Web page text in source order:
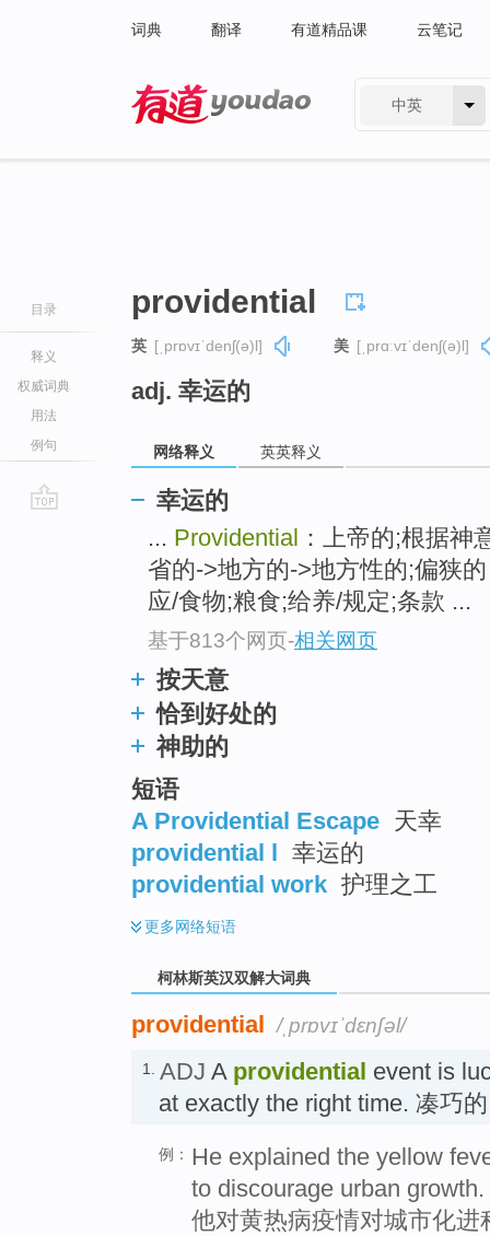
词典 翻译 有道精品课 云笔记
中英
目录
释义
权威词典
用法
例句
providential
英 [ˌprɒvɪˈdenʃ(ə)l] 美 [ˌprɑːvɪˈdenʃ(ə)l]
adj. 幸运的
网络释义 英英释义
幸运的
... Providential ：上帝的;根据神
省的->地方的->地方性的;偏狭
应/食物;粮食;给养/规定;条款 ...
基于813个网页-相关网页
按天意
恰到好处的
神助的
短语
A Providential Escape 天幸
providential l 幸运的
providential work 护理之工
更多网络短语
柯林斯英汉双解大词典
providential /ˌprɒvɪˈdɛnʃəl/
1. ADJ A providential event is
at exactly the right time. 凑巧
例： He explained the yellow
to discourage urban growth.
他对黄热病疫情对城市化